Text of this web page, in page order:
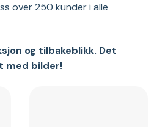
over 250 kunder i alle
og tilbakeblikk. Det
med bilder!